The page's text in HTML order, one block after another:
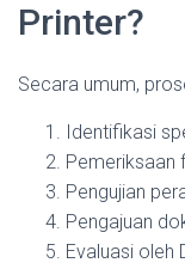
Printer?
Secara umum,
Identifikasi
Pemeriksaan
Pengujian
Pengajuan
Evaluasi oleh